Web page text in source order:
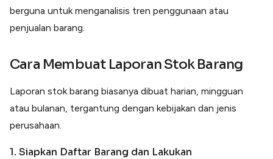
berguna untuk menganalisis tren penggunaan atau
penjualan barang.
Cara Membuat Laporan Stok Barang
Laporan stok barang biasanya dibuat harian, mingguan
atau bulanan, tergantung dengan kebijakan dan jenis
perusahaan.
1. Siapkan Daftar Barang dan Lakukan